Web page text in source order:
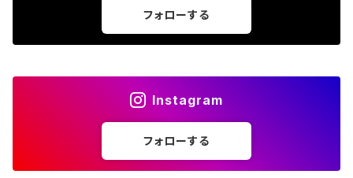
フォローする
Instagram
フォローする